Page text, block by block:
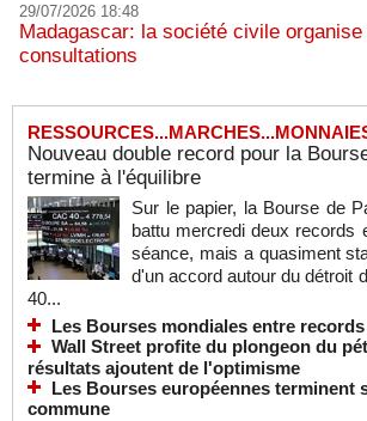
29/07/2026 18:48
Madagascar: la société civile
consultations
Nouveau double record pour la
termine à l'équilibre
Sur le papier, la Bourse de
battu mercredi deux records
séance, mais a quasiment
d'un accord autour du
40...
Les Bourses mondiales entre
Wall Street profite du plongeon du
résultats ajoutent de l'optimisme
Les Bourses européennes terminent
commune